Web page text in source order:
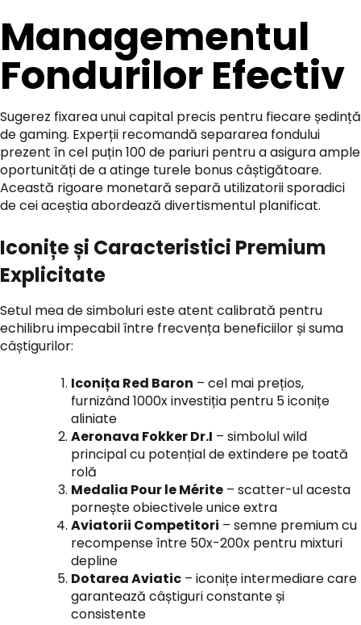
Managementul
Fondurilor Efectiv
Sugerez fixarea unui capital precis pentru fiecare ședință
de gaming. Experții recomandă separarea fondului
prezent în cel puțin 100 de pariuri pentru a asigura ample
oportunități de a atinge turele bonus câștigătoare.
Această rigoare monetară separă utilizatorii sporadici
de cei aceștia abordează divertismentul planificat.
Iconițe și Caracteristici Premium
Explicitate
Setul mea de simboluri este atent calibrată pentru
echilibru impecabil între frecvența beneficiilor și suma
câștigurilor:
Iconița Red Baron – cel mai prețios,
furnizând 1000x investiția pentru 5 iconițe
aliniate
Aeronava Fokker Dr.I – simbolul wild
principal cu potențial de extindere pe toată
rolă
Medalia Pour le Mérite – scatter-ul acesta
pornește obiectivele unice extra
Aviatorii Competitori – semne premium cu
recompense între 50x-200x pentru mixturi
depline
Dotarea Aviatic – iconițe intermediare care
garantează câștiguri constante și
consistente